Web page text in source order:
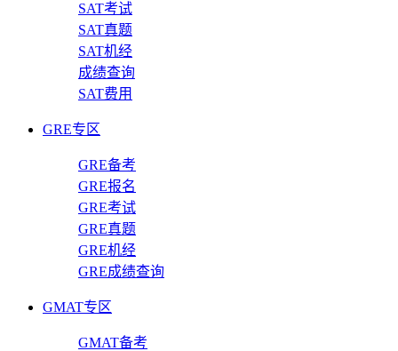
SAT考试
SAT真题
SAT机经
成绩查询
SAT费用
GRE专区
GRE备考
GRE报名
GRE考试
GRE真题
GRE机经
GRE成绩查询
GMAT专区
GMAT备考